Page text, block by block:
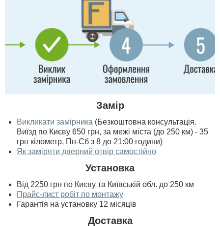
Замір
Викликати замірника (Безкоштовна консультація.
Виїзд по Києву 650 грн, за межі міста (до 250 км) - 35
грн кілометр, Пн-Сб з 8 до 21:00 години)
Як заміряти дверний отвір самостійно
Установка
Від 2250 грн по Києву та Київській обл. до 250 км
Прайс-лист робіт по монтажу
Гарантія на установку 12 місяців
Доставка